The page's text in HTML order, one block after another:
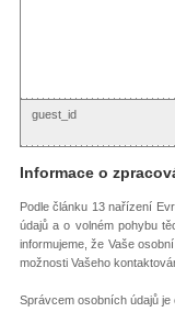
guest_id
Informace o
Podle článku 13 nařízení
údajů a o volném pohybu
informujeme, že Vaše
možnosti Vašeho
Správcem osobních údajů